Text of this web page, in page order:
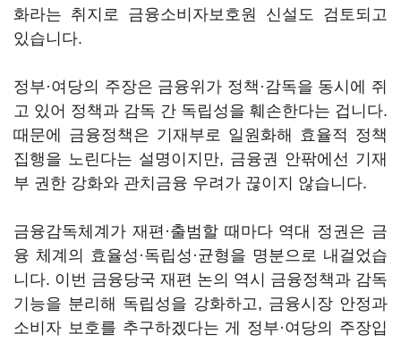
화라는 취지로 금융소비자보호원 신설도 검토되고
있습니다.
정부·여당의 주장은 금융위가 정책·감독을 동시에 쥐
고 있어 정책과 감독 간 독립성을 훼손한다는 겁니다.
때문에 금융정책은 기재부로 일원화해 효율적 정책
집행을 노린다는 설명이지만, 금융권 안팎에선 기재
부 권한 강화와 관치금융 우려가 끊이지 않습니다.
금융감독체계가 재편·출범할 때마다 역대 정권은 금
융 체계의 효율성·독립성·균형을 명분으로 내걸었습
니다. 이번 금융당국 재편 논의 역시 금융정책과 감독
기능을 분리해 독립성을 강화하고, 금융시장 안정과
소비자 보호를 추구하겠다는 게 정부·여당의 주장입